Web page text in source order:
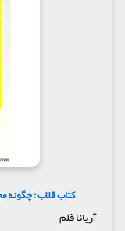
کتاب قلاب : چگونه
آریانا قلم